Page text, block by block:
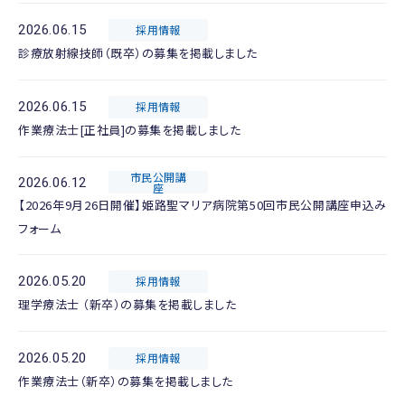
2026.06.15 採用情報
診療放射線技師（既卒）の募集を掲載しました
2026.06.15 採用情報
作業療法士[正社員]の募集を掲載しました
2026.06.12 市民公開講
座
【2026年9月26日開催】姫路聖マリア病院第50回市民公開講座申込み
フォーム
2026.05.20 採用情報
理学療法士 （新卒）の募集を掲載しました
2026.05.20 採用情報
作業療法士（新卒）の募集を掲載しました